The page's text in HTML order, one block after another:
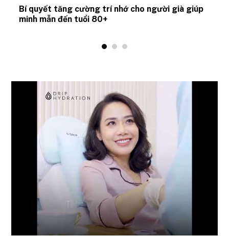
Bí quyết tăng cường trí nhớ cho người già giúp
minh mẫn đến tuổi 80+